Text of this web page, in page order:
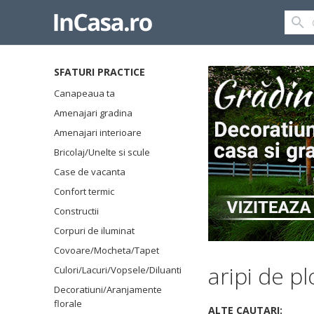
SFATURI PRACTICE
Canapeaua ta
Amenajari gradina
Amenajari interioare
Bricolaj/Unelte si scule
Case de vacanta
Confort termic
Constructii
Corpuri de iluminat
Covoare/Mocheta/Tapet
Culori/Lacuri/Vopsele/Diluanti
Decoratiuni/Aranjamente
florale
aripi de
ALTE CAUTARI: